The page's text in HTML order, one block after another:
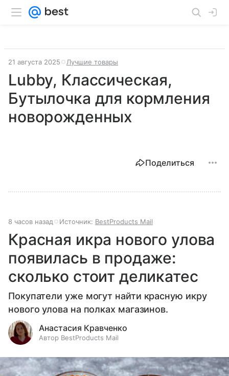
21 августа 2025 Лучшие товары
Lubby, Классическая,
Бутылочка для кормления
новорожденных
Поделиться
8 часов назад Источник: BestProducts Mail
Красная икра нового улова
появилась в продаже:
сколько стоит деликатес
Покупатели уже могут найти красную икру
нового улова на полках магазинов.
Анастасия Кравченко
Автор BestProducts Mail